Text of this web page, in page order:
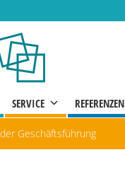
SERVICE REFERENZEN
Geschäftsführung